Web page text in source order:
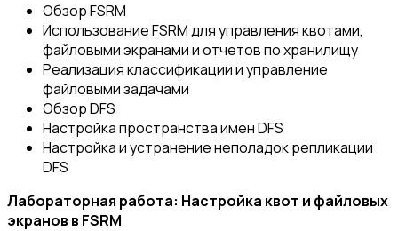
Обзор FSRM
Использование FSRM для управления квотами,
файловыми экранами и отчетов по хранилищу
Реализация классификации и управление
файловыми задачами
Обзор DFS
Настройка пространства имен DFS
Настройка и устранение неполадок репликации
DFS
Лабораторная работа: Настройка квот и файловых
экранов в FSRM